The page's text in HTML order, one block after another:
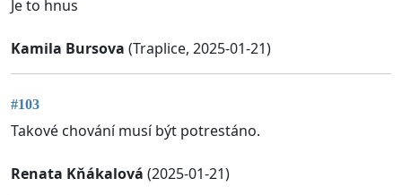
Je to hnus
Kamila Bursova (Traplice, 2025-01-21)
#103
Takové chování musí být potrestáno.
Renata Kňákalová (2025-01-21)